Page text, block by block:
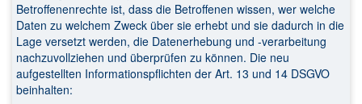
Betroffenenrechte ist, dass die Betroffenen wissen, wer welche
Daten zu welchem Zweck über sie erhebt und sie dadurch in die
Lage versetzt werden, die Datenerhebung und -verarbeitung
nachzuvollziehen und überprüfen zu können. Die neu
aufgestellten Informationspflichten der Art. 13 und 14 DSGVO
beinhalten: